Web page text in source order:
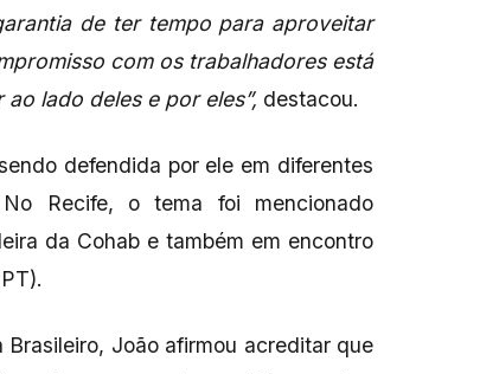
de ter tempo para aproveitar
com os trabalhadores está
lado deles e por eles”, destacou.
defendida por ele em diferentes
Recife, o tema foi mencionado
da Cohab e também em encontro
João afirmou acreditar que